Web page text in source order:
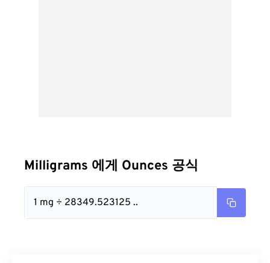
Milligrams 에게 Ounces 공식
1 mg ÷ 28349.523125 ..